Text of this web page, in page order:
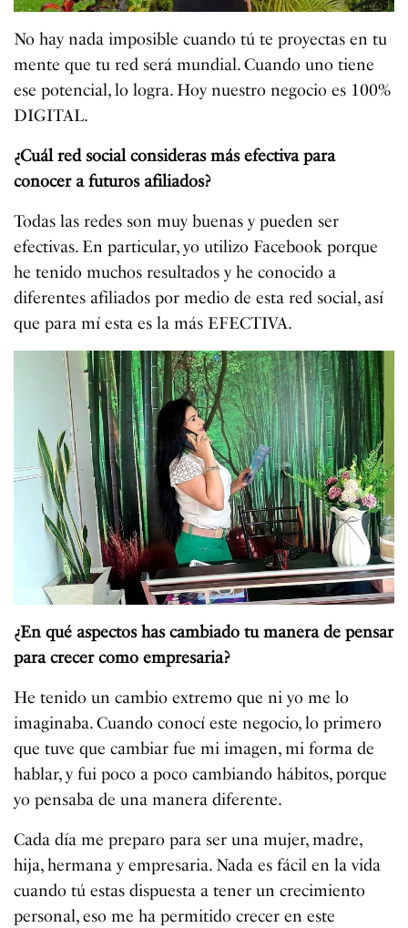
No hay nada imposible cuando tú te proyectas en tu
mente que tu red será mundial. Cuando uno tiene
ese potencial, lo logra. Hoy nuestro negocio es 100%
DIGITAL.
¿Cuál red social consideras más efectiva para
conocer a futuros afiliados?
Todas las redes son muy buenas y pueden ser
efectivas. En particular, yo utilizo Facebook porque
he tenido muchos resultados y he conocido a
diferentes afiliados por medio de esta red social, así
que para mí esta es la más EFECTIVA.
¿En qué aspectos has cambiado tu manera de pensar
para crecer como empresaria?
He tenido un cambio extremo que ni yo me lo
imaginaba. Cuando conocí este negocio, lo primero
que tuve que cambiar fue mi imagen, mi forma de
hablar, y fui poco a poco cambiando hábitos, porque
yo pensaba de una manera diferente.
Cada día me preparo para ser una mujer, madre,
hija, hermana y empresaria. Nada es fácil en la vida
cuando tú estas dispuesta a tener un crecimiento
personal, eso me ha permitido crecer en este